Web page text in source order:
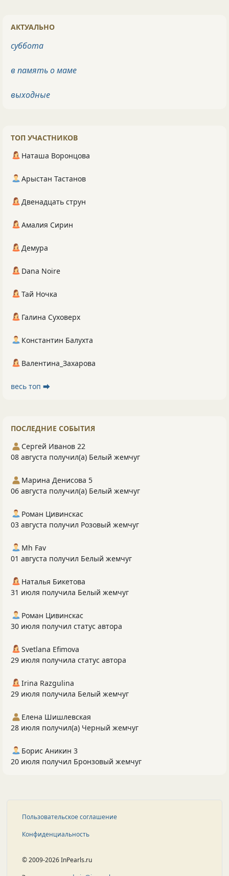
АКТУАЛЬНО
суббота
в память о маме
выходные
ТОП УЧАСТНИКОВ
Наташа Воронцова
Арыстан Тастанов
Двенадцать струн
Амалия Сирин
Демура
Dana Noire
Тай Ночка
Галина Суховерх
Константин Балухта
Валентина_Захарова
весь топ ⮕
ПОСЛЕДНИЕ СОБЫТИЯ
Сергей Иванов 22
08 августа получил(а) Белый жемчуг
Марина Денисова 5
06 августа получил(а) Белый жемчуг
Роман Цивинскас
03 августа получил Розовый жемчуг
Mh Fav
01 августа получил Белый жемчуг
Наталья Бикетова
31 июля получила Белый жемчуг
Роман Цивинскас
30 июля получил статус автора
Svetlana Efimova
29 июля получила статус автора
Irina Razgulina
29 июля получила Белый жемчуг
Елена Шишлевская
28 июля получил(а) Черный жемчуг
Борис Аникин 3
20 июля получил Бронзовый жемчуг
Пользовательское соглашение
Конфиденциальность
© 2009-2026 InPearls.ru